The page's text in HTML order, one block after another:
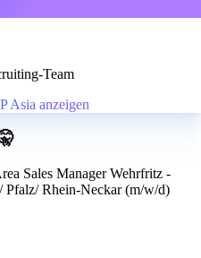
Team
anzeigen
Sales Manager Wehrfritz -
Pfalz/ Rhein-Neckar (m/w/d)